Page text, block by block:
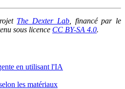
The Dexter Lab, financé par le
sous licence CC BY-SA 4.0.
en utilisant l'IA
les matériaux